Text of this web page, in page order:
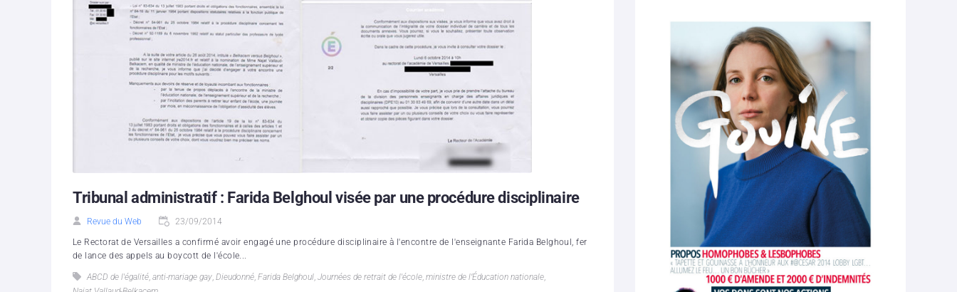
Tribunal administratif : Farida Belghoul visée par une procédure disciplinaire
Revue du Web 23/09/2014
Le Rectorat de Versailles a confirmé avoir engagé une procédure disciplinaire à l'encontre de l'enseignante Farida Belghoul, fer
de lance des appels au boycott de l'école...
ABCD de l'égalité, anti-mariage gay, Dieudonné, Farida Belghoul, Journées de retrait de l'école, ministre de l’Éducation nationale,